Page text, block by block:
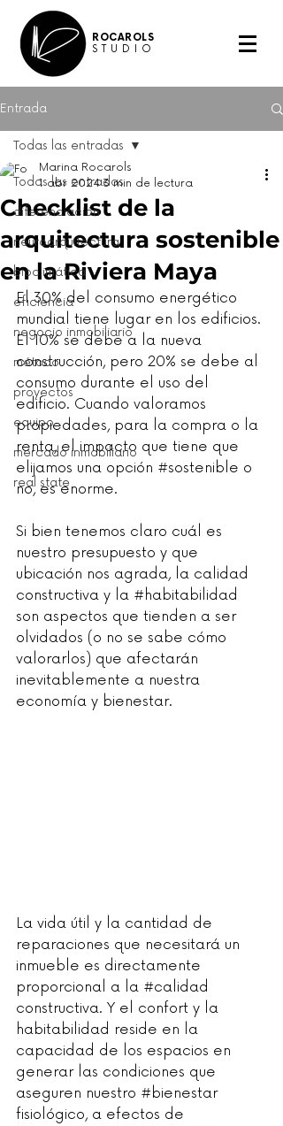
ROCAROLS
STUDIO
Entrada
Todas las entradas
diferenciación
neuroarquitectura
bioclimática
eficiencia
negocio inmobiliario
método
proyectos
equipo
mercado inmobiliario
real state
Todas las entradas
Checklist de la
arquitectura sostenible
en la Riviera Maya
Marina Rocarols
1 abr 2024 3 min de lectura
El 30% del consumo energético
mundial tiene lugar en los edificios.
El 10% se debe a la nueva
construcción, pero 20% se debe al
consumo durante el uso del
edificio. Cuando valoramos
propiedades, para la compra o la
renta, el impacto que tiene que
elijamos una opción #sostenible o
no, es enorme.
Si bien tenemos claro cuál es
nuestro presupuesto y que
ubicación nos agrada, la calidad
constructiva y la #habitabilidad
son aspectos que tienden a ser
olvidados (o no se sabe cómo
valorarlos) que afectarán
inevitablemente a nuestra
economía y bienestar.
La vida útil y la cantidad de
reparaciones que necesitará un
inmueble es directamente
proporcional a la #calidad
constructiva. Y el confort y la
habitabilidad reside en la
capacidad de los espacios en
generar las condiciones que
aseguren nuestro #bienestar
fisiológico, a efectos de